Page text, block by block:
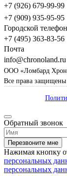
+7 (926) 679-99-99
+7 (909) 935-95-95
Городской телефон
+7 (495) 363-83-56
Почта
info@chronoland.ru
ООО «Ломбард
Все права
Обратный звонок
Перезвоните мне
Нажимая кнопку
персональных
персональных